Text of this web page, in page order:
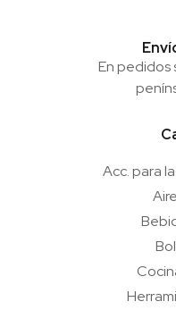
En pedidos
Acc. para